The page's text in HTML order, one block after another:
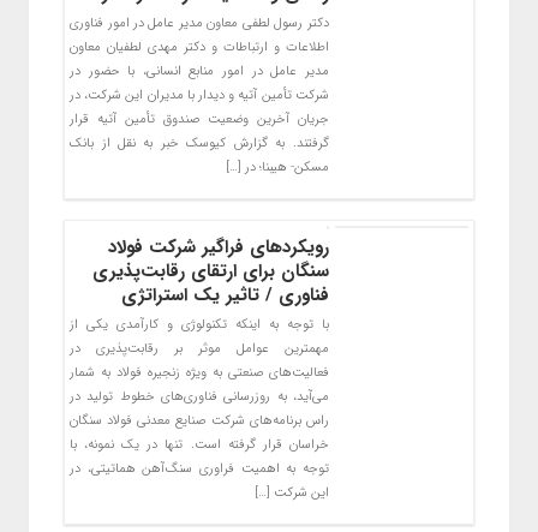
دکتر رسول لطفی معاون مدیر عامل در امور فناوری
اطلاعات و ارتباطات و دکتر مهدی لطفیان معاون
مدیر عامل در امور منابع انسانی، با حضور در
شرکت تأمین آتیه و دیدار با مدیران این شرکت، در
جریان آخرین وضعیت صندوق تأمین آتیه قرار
گرفتند. به گزارش کیوسک خبر به نقل از بانک
مسکن- هیبنا؛ در […]
رویکردهای فراگیر شرکت فولاد
سنگان برای ارتقای رقابت‌پذیری
فناوری / تاثیر یک استراتژی
با توجه به اینکه تکنولوژی و کارآمدی یکی از
مهمترین عوامل موثر بر رقابت‌پذیری در
فعالیت‌های صنعتی به ویژه زنجیره فولاد به شمار
می‌آید، به روزرسانی فناوری‌های خطوط تولید در
راس برنامه‌های شرکت صنایع معدنی فولاد سنگان
خراسان قرار گرفته است. تنها در یک نمونه، با
توجه به اهمیت فراوری سنگ‌آهن هماتیتی، در
این شرکت […]